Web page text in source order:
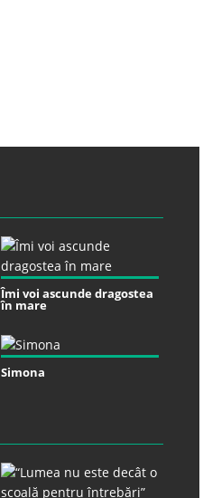
Îmi voi ascunde dragostea
în mare
Simona